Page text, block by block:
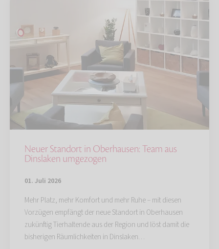
Neuer Standort in Oberhausen: Team aus
Dinslaken umgezogen
01. Juli 2026
Mehr Platz, mehr Komfort und mehr Ruhe – mit diesen
Vorzügen empfängt der neue Standort in Oberhausen
zukünftig Tierhaltende aus der Region und löst damit die
bisherigen Räumlichkeiten in Dinslaken…